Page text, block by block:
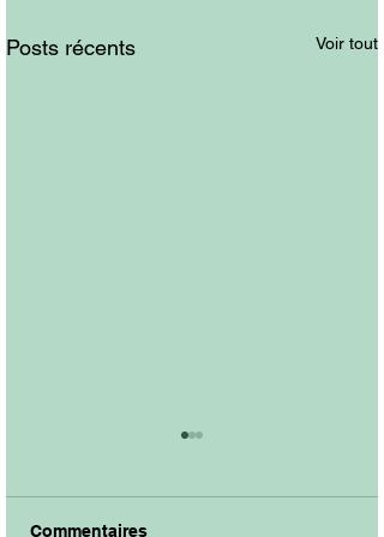
Posts récents Voir tout
Commentaires